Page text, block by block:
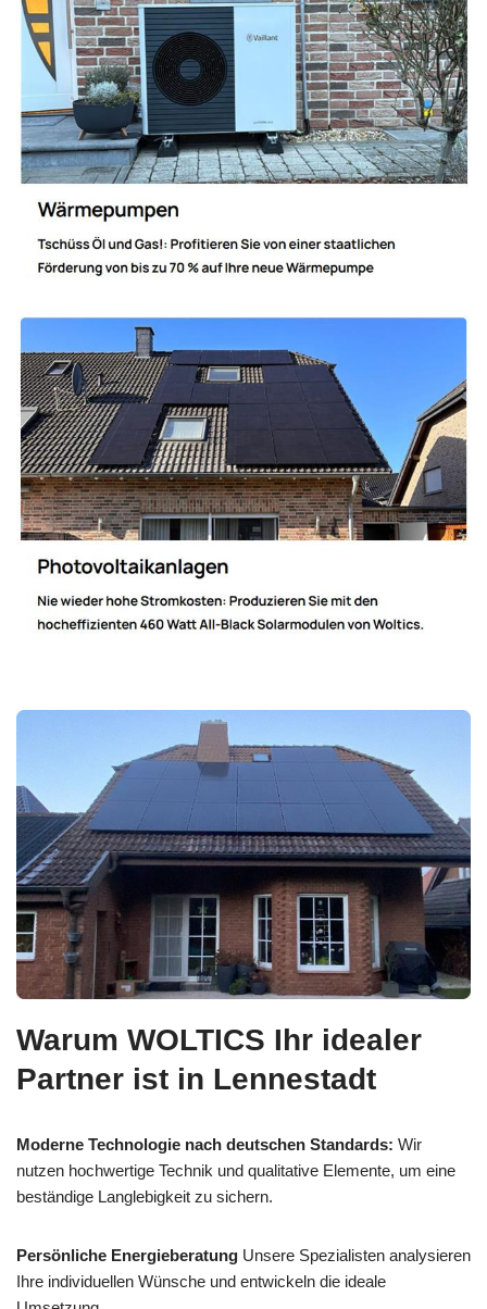
Warum WOLTICS Ihr idealer
Partner ist in Lennestadt
Moderne Technologie nach deutschen Standards: Wir
nutzen hochwertige Technik und qualitative Elemente, um eine
beständige Langlebigkeit zu sichern.
Persönliche Energieberatung Unsere Spezialisten analysieren
Ihre individuellen Wünsche und entwickeln die ideale